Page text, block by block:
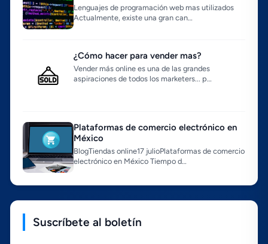
Lenguajes de programación web mas utilizados
Actualmente, existe una gran can…
¿Cómo hacer para vender mas?
Vender más online es una de las grandes
aspiraciones de todos los marketers... p…
Plataformas de comercio electrónico en
México
BlogTiendas online17 julioPlataformas de comercio
electrónico en México Tiempo d…
Suscríbete al boletín